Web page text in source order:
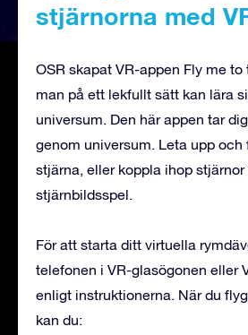
stjärnorna med
OSR skapat VR-appen Fly me
man på ett lekfullt sätt kan lära
universum. Den här appen tar
genom universum. Leta upp och
stjärna, eller koppla ihop
stjärnbildsspel.
För att starta ditt virtuella
telefonen i VR-glasögonen eller
enligt instruktionerna. När du
kan du: